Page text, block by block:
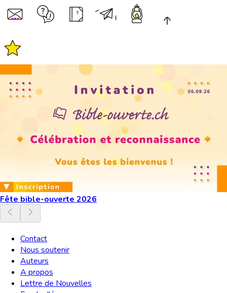
Fête bible-ouverte 2026
Contact
Nous soutenir
Auteurs
A propos
Lettre de Nouvelles